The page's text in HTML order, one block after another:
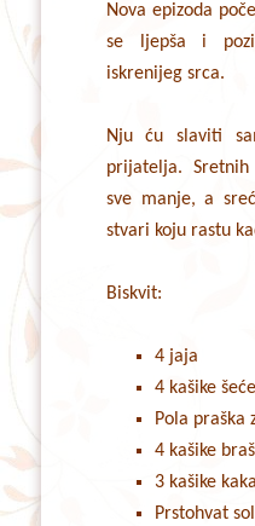
Nova epizoda
se ljepša i
iskrenijeg srca.
Nju ću slaviti
prijatelja.
sve manje, a
stvari koju rastu
Biskvit:
4 jaja
4 kašike
Pola praška
4 kašike
3 kašike
Prstohvat